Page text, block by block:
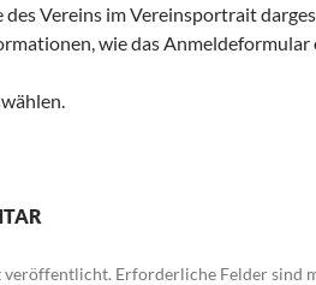
des Vereins im Vereinsportrait
wie das
veröffentlicht. Erforderliche Felder sind